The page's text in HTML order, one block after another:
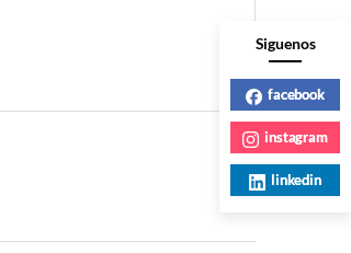
Siguenos
facebook
instagram
linkedin